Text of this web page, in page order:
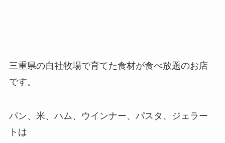
三重県の自社牧場で育てた食材が食べ放題のお店
です。
パン、米、ハム、ウインナー、パスタ、ジェラー
トは